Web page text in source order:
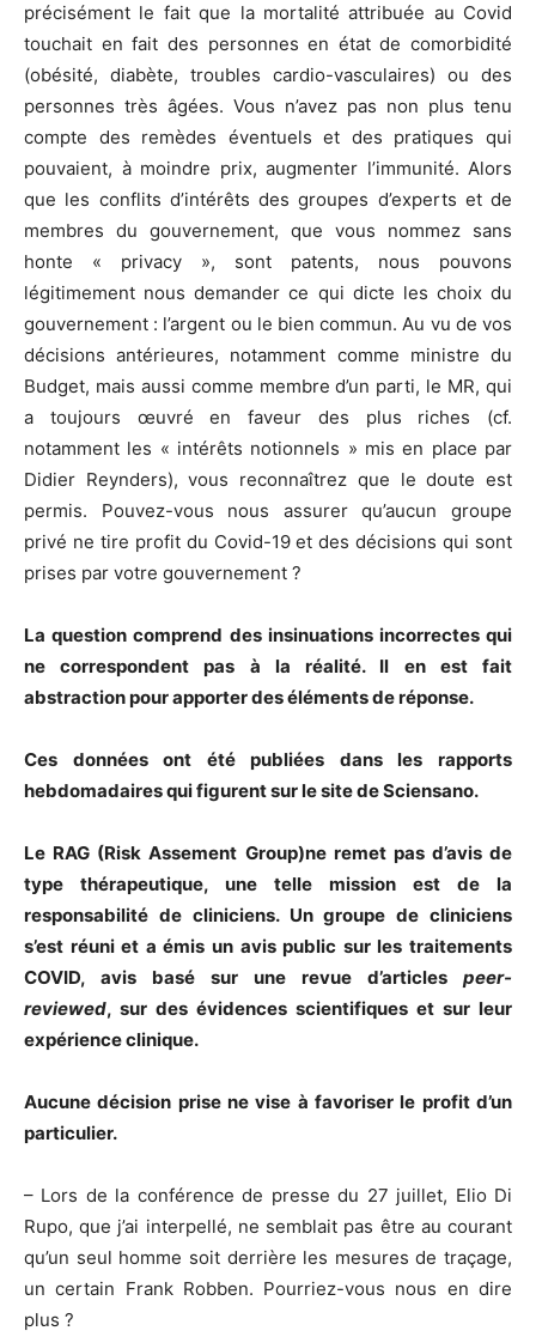
précisément le fait que la mortalité attribuée au Covid
touchait en fait des personnes en état de comorbidité
(obésité, diabète, troubles cardio-vasculaires) ou des
personnes très âgées. Vous n’avez pas non plus tenu
compte des remèdes éventuels et des pratiques qui
pouvaient, à moindre prix, augmenter l’immunité. Alors
que les conflits d’intérêts des groupes d’experts et de
membres du gouvernement, que vous nommez sans
honte « privacy », sont patents, nous pouvons
légitimement nous demander ce qui dicte les choix du
gouvernement : l’argent ou le bien commun. Au vu de vos
décisions antérieures, notamment comme ministre du
Budget, mais aussi comme membre d’un parti, le MR, qui
a toujours œuvré en faveur des plus riches (cf.
notamment les « intérêts notionnels » mis en place par
Didier Reynders), vous reconnaîtrez que le doute est
permis. Pouvez-vous nous assurer qu’aucun groupe
privé ne tire profit du Covid-19 et des décisions qui sont
prises par votre gouvernement ?
La question comprend des insinuations incorrectes qui
ne correspondent pas à la réalité. Il en est fait
abstraction pour apporter des éléments de réponse.
Ces données ont été publiées dans les rapports
hebdomadaires qui figurent sur le site de Sciensano.
Le RAG (Risk Assement Group)ne remet pas d’avis de
type thérapeutique, une telle mission est de la
responsabilité de cliniciens. Un groupe de cliniciens
s’est réuni et a émis un avis public sur les traitements
COVID, avis basé sur une revue d’articles peer-
reviewed, sur des évidences scientifiques et sur leur
expérience clinique.
Aucune décision prise ne vise à favoriser le profit d’un
particulier.
– Lors de la conférence de presse du 27 juillet, Elio Di
Rupo, que j’ai interpellé, ne semblait pas être au courant
qu’un seul homme soit derrière les mesures de traçage,
un certain Frank Robben. Pourriez-vous nous en dire
plus ?